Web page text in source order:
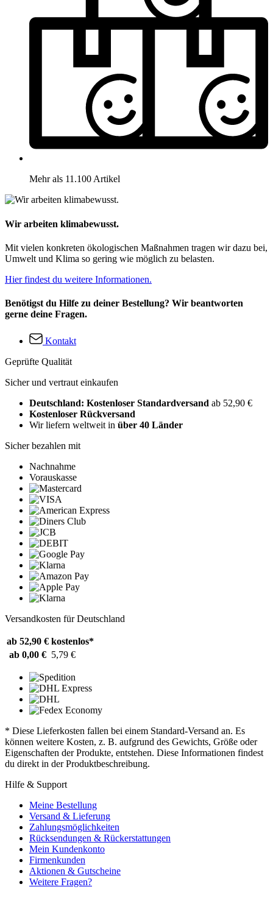
Mehr als 11.100 Artikel
Wir arbeiten klimabewusst.
Mit vielen konkreten ökologischen Maßnahmen tragen wir dazu bei,
Umwelt und Klima so gering wie möglich zu belasten.
Hier findest du weitere Informationen.
Benötigst du Hilfe zu deiner Bestellung? Wir beantworten
gerne deine Fragen.
Kontakt
Geprüfte Qualität
Sicher und vertraut einkaufen
Deutschland: Kostenloser Standardversand ab 52,90 €
Kostenloser Rückversand
Wir liefern weltweit in über 40 Länder
Sicher bezahlen mit
Nachnahme
Vorauskasse
Versandkosten für Deutschland
ab 52,90 € kostenlos*
ab 0,00 € 5,79 €
* Diese Lieferkosten fallen bei einem Standard-Versand an. Es
können weitere Kosten, z. B. aufgrund des Gewichts, Größe oder
Eigenschaften der Produkte, entstehen. Diese Informationen findest
du direkt in der Produktbeschreibung.
Hilfe & Support
Meine Bestellung
Versand & Lieferung
Zahlungsmöglichkeiten
Rücksendungen & Rückerstattungen
Mein Kundenkonto
Firmenkunden
Aktionen & Gutscheine
Weitere Fragen?